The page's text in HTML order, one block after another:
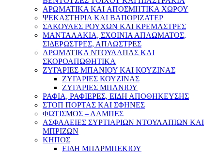
ΑΡΩΜΑΤΙΚΑ KAI ΑΠΟΣΜΗΤΙΚΑ ΧΩΡΟΥ
ΨΕΚΑΣΤΗΡΙΑ ΚΑΙ ΒΑΠΟΡΙΖΑΤΕΡ
ΣΑΚΟΥΛΕΣ ΡΟΥΧΩΝ ΚΑΙ ΚΡΕΜΑΣΤΡΕΣ
ΜΑΝΤΑΛΑΚΙΑ, ΣΧΟΙΝΙΑ ΑΠΛΩΜΑΤΟΣ,
ΣΙΔΕΡΩΣΤΡΕΣ, ΑΠΛΩΣΤΡΕΣ
ΑΡΩΜΑΤΙΚΑ ΝΤΟΥΛΑΠΑΣ ΚΑΙ
ΣΚΟΡΟΑΠΩΘΗΤΙΚΑ
ΖΥΓΑΡΙΕΣ ΜΠΑΝΙΟΥ ΚΑΙ ΚΟΥΖΙΝΑΣ
ΖΥΓΑΡΙΕΣ ΚΟΥΖΙΝΑΣ
ΖΥΓΑΡΙΕΣ ΜΠΑΝΙΟΥ
ΡΑΦΙΑ, ΡΑΦΙΕΡΕΣ, ΕΙΔΗ ΑΠΟΘΗΚΕΥΣΗΣ
ΣΤΟΠ ΠΟΡΤΑΣ ΚΑΙ ΣΦΗΝΕΣ
ΦΩΤΙΣΜΟΣ – ΛΑΜΠΕΣ
ΑΣΦΑΛΕΙΕΣ ΣΥΡΤΙΑΡΙΩΝ ΝΤΟΥΛΑΠΙΩΝ ΚΑΙ
ΜΠΡΙΖΩΝ
ΚΗΠΟΣ
ΕΙΔΗ ΜΠΑΡΜΠΕΚΙΟΥ